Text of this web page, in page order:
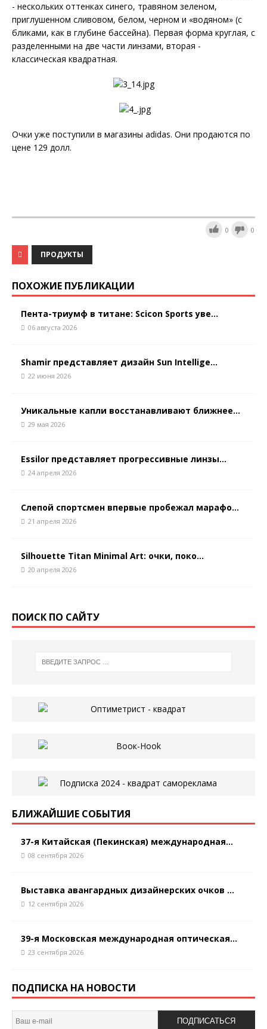
- нескольких оттенках синего, травяном зеленом,
приглушенном сливовом, белом, черном и «водяном» (с
бликами, как в глубине бассейна). Первая форма круглая, с
разделенными на две части линзами, вторая -
классическая квадратная.
Очки уже поступили в магазины adidas. Они продаются по
цене 129 долл.
0 0
ПРОДУКТЫ
ПОХОЖИЕ ПУБЛИКАЦИИ
Пента-триумф в титане: Scicon Sports уве...
06 августа 2026
Shamir представляет дизайн Sun Intellige...
22 июня 2026
Уникальные капли восстанавливают ближнее...
29 мая 2026
Essilor представляет прогрессивные линзы...
24 апреля 2026
Слепой спортсмен впервые пробежал марафо...
21 апреля 2026
Silhouette Titan Minimal Art: очки, поко...
20 апреля 2026
ПОИСК ПО САЙТУ
БЛИЖАЙШИЕ СОБЫТИЯ
37-я Китайская (Пекинская) международная...
08 сентября 2026
Выставка авангардных дизайнерских очков ...
12 сентября 2026
39-я Московская международная оптическая...
23 сентября 2026
ПОДПИСКА НА НОВОСТИ
ПОДПИСАТЬСЯ